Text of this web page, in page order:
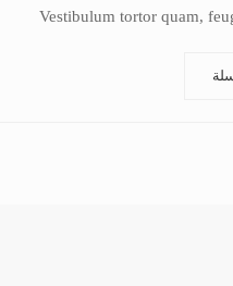
Vestibulum tortor quam,